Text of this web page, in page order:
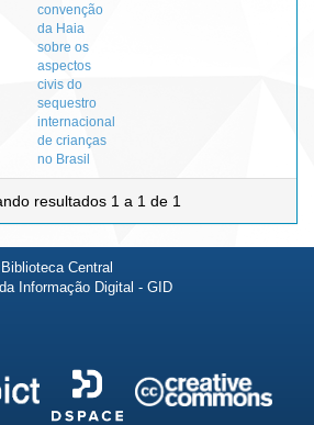
convenção
da Haia
sobre os
aspectos
civis do
sequestro
internacional
de crianças
no Brasil
resultados 1 a 1 de 1
Central
Informação Digital - GID